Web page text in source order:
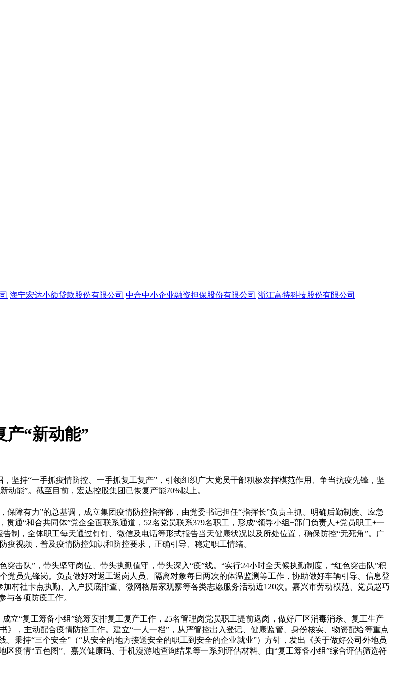
海宁宏达小额贷款股份有限公司 中合中小企业融资担保股份有限公司 浙江富特科技股份有限公司
产“新动能”
持“一手抓疫情防控、一手抓复工复产”，引领组织广大党员干部积极发挥模范作用、争当抗疫先锋，坚
动能”。截至目前，宏达控股集团已恢复产能70%以上。
障有力”的总基调，成立集团疫情防控指挥部，由党委书记担任“指挥长”负责主抓。明确后勤制度、应急
通“和合共同体”党企全面联系通道，52名党员联系379名职工，形成“领导小组+部门负责人+党员职工+一
制，全体职工每天通过钉钉、微信及电话等形式报告当天健康状况以及所处位置，确保防控“无死角”。广
视频，普及疫情防控知识和防控要求，正确引导、稳定职工情绪。
击队”，带头坚守岗位、带头执勤值守，带头深入“疫”线。“实行24小时全天候执勤制度，“红色突击队”积
员先锋岗。负责做好对返工返岗人员、隔离对象每日两次的体温监测等工作，协助做好车辆引导、信息登
村社卡点执勤、入户摸底排查、微网格居家观察等各类志愿服务活动近120次。嘉兴市劳动模范、党员赵巧
与各项防疫工作。
“复工筹备小组”统筹安排复工复产工作，25名管理岗党员职工提前返岗，做好厂区消毒消杀、复工生产
，主动配合疫情防控工作。建立“一人一档”，从严管控出入登记、健康监管、身份核实、物资配给等重点
秉持“三个安全”（“从安全的地方接送安全的职工到安全的企业就业”）方针，发出《关于做好公司外地员
疫情“五色图”、嘉兴健康码、手机漫游地查询结果等一系列评估材料。由“复工筹备小组”综合评估筛选符